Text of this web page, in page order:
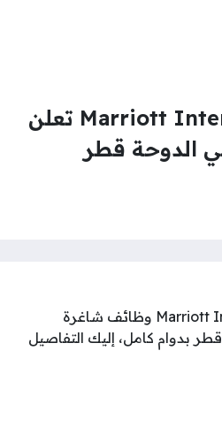
شركة Marriott International تعلن
الدوحة قطر
تعلن شركة Marriott International وظائف شاغرة
بدوام كامل، إليك التفاصيل